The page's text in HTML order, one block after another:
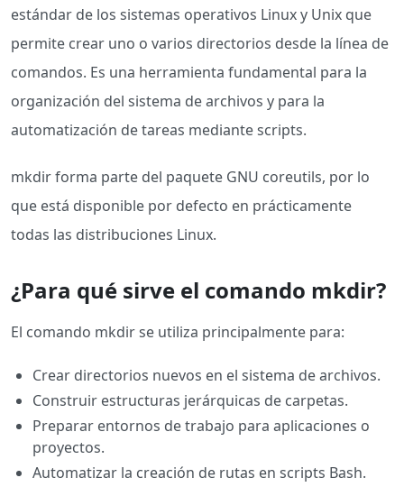
estándar de los sistemas operativos Linux y Unix que
permite crear uno o varios directorios desde la línea de
comandos. Es una herramienta fundamental para la
organización del sistema de archivos y para la
automatización de tareas mediante scripts.
mkdir forma parte del paquete GNU coreutils, por lo
que está disponible por defecto en prácticamente
todas las distribuciones Linux.
¿Para qué sirve el comando mkdir?
El comando mkdir se utiliza principalmente para:
Crear directorios nuevos en el sistema de archivos.
Construir estructuras jerárquicas de carpetas.
Preparar entornos de trabajo para aplicaciones o
proyectos.
Automatizar la creación de rutas en scripts Bash.